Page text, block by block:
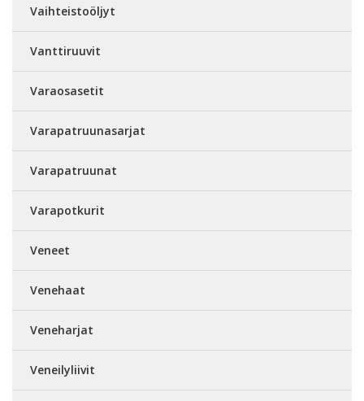
Vaihteistoöljyt
Vanttiruuvit
Varaosasetit
Varapatruunasarjat
Varapatruunat
Varapotkurit
Veneet
Venehaat
Veneharjat
Veneilyliivit